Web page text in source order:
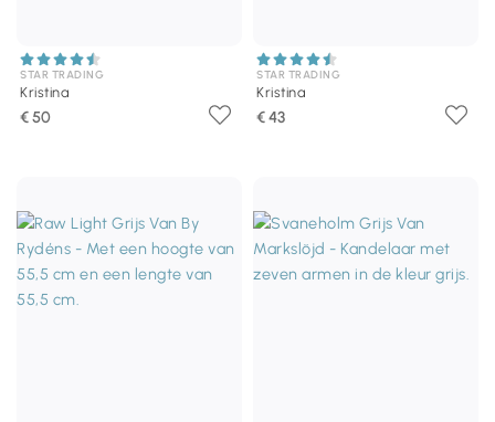
STAR TRADING
Kristina
€ 50
STAR TRADING
Kristina
€ 43